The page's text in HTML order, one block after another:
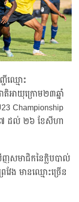
ជីឈ្មោះ
អាយុក្រោម២៣ឆ្នាំ
Championship
១៧ ដល់ ២៦ ខែសីហា
សមាជិកនៃក្លិបបាល់
វែង មានឈ្មោះច្រើន